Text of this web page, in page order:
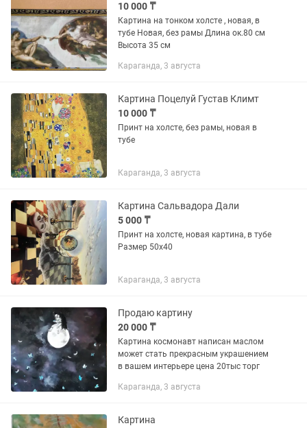
10 000 ₸
Картина на тонком холсте , новая, в
тубе Новая, без рамы Длина ок.80 см
Высота 35 см
Караганда, 3 августа
Картина Поцелуй Густав Климт
10 000 ₸
Принт на холсте, без рамы, новая в
тубе
Караганда, 3 августа
Картина Сальвадора Дали
5 000 ₸
Принт на холсте, новая картина, в тубе
Размер 50х40
Караганда, 3 августа
Продаю картину
20 000 ₸
Картина космонавт написан маслом
может стать прекрасным украшением
в вашем интерьере цена 20тыс торг
Караганда, 3 августа
Картина